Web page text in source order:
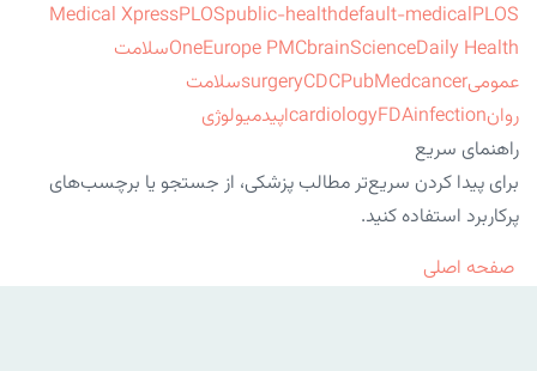
Medical XpressPLOSpublic-healthdefault-medicalPLOS
OneEurope PMCbrainScienceDaily Health
سلامت
عمومی
surgeryCDCPubMedcancer
سلامت
روان
cardiologyFDAinfection
اپیدمیولوژی
راهنمای سریع
برای پیدا کردن سریع‌تر مطالب پزشکی، از جستجو یا برچسب‌های
پرکاربرد استفاده کنید.
صفحه اصلی